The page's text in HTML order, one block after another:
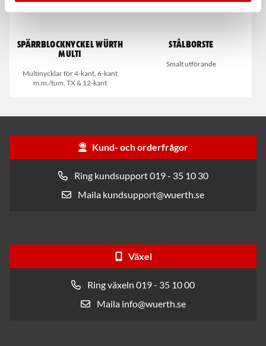
Spärrblocknyckel Würth
Multi
Multinycklar för 4-kant, 6-kant
m.m./tum, TX & 12-kant
Stålborste
Smalt utförande
Kund- och orderfrågor
Ring kundsupport 019 - 35 10 30
Maila kundsupport@wuerth.se
Växel
Ring växeln 019 - 35 10 00
Maila info@wuerth.se